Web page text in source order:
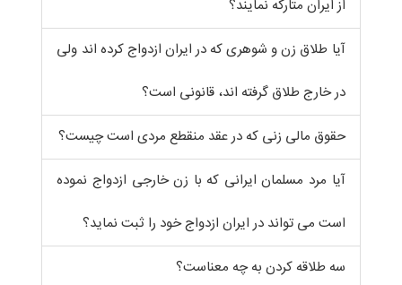
از ایران متارکه نمایند؟
آیا طلاق زن و شوهری که در ایران ازدواج کرده اند ولی
در خارج طلاق گرفته اند، قانونی است؟
حقوق مالی زنی که در عقد منقطع مردی است چیست؟
آیا مرد مسلمان ایرانی که با زن خارجی ازدواج نموده
است می تواند در ایران ازدواج خود را ثبت نماید؟
سه طلاقه کردن به چه معناست؟